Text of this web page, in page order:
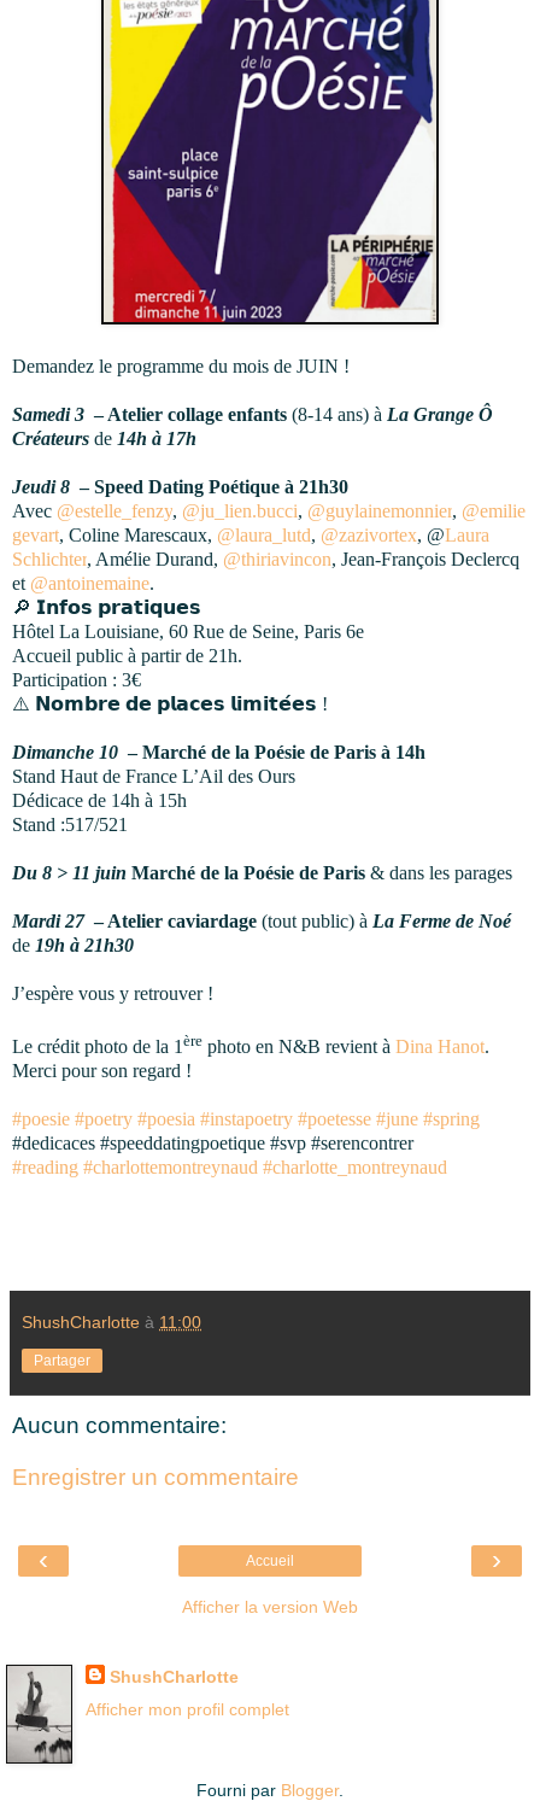
Demandez le programme du mois de JUIN !
Samedi 3 – Atelier collage enfants (8-14 ans) à La Grange Ô
Créateurs de 14h à 17h
Jeudi 8 – Speed Dating Poétique à 21h30
Avec @estelle_fenzy, @ju_lien.bucci, @guylainemonnier, @emilie
gevart, Coline Marescaux, @laura_lutd, @zazivortex, @Laura
Schlichter, Amélie Durand, @thiriavincon, Jean-François Declercq
et @antoinemaine.
🔎 𝗜𝗻𝗳𝗼𝘀 𝗽𝗿𝗮𝘁𝗶𝗾𝘂𝗲𝘀
Hôtel La Louisiane, 60 Rue de Seine, Paris 6e
Accueil public à partir de 21h.
Participation : 3€
⚠️ 𝗡𝗼𝗺𝗯𝗿𝗲 𝗱𝗲 𝗽𝗹𝗮𝗰𝗲𝘀 𝗹𝗶𝗺𝗶𝘁𝗲𝗲𝘀 !
Dimanche 10 – Marché de la Poésie de Paris à 14h
Stand Haut de France L’Ail des Ours
Dédicace de 14h à 15h
Stand :517/521
Du 8 > 11 juin Marché de la Poésie de Paris & dans les parages
Mardi 27 – Atelier caviardage (tout public) à La Ferme de Noé
de 19h à 21h30
J’espère vous y retrouver !
Le crédit photo de la 1 ère photo en N&B revient à Dina Hanot.
Merci pour son regard !
#poesie #poetry #poesia #instapoetry #poetesse #june #spring
#dedicaces #speeddatingpoetique #svp #serencontrer
#reading #charlottemontreynaud #charlotte_montreynaud
ShushCharlotte à 11:00
Partager
Aucun commentaire:
Enregistrer un commentaire
‹ ›
Accueil
Afficher la version Web
ShushCharlotte
Afficher mon profil complet
Fourni par Blogger.